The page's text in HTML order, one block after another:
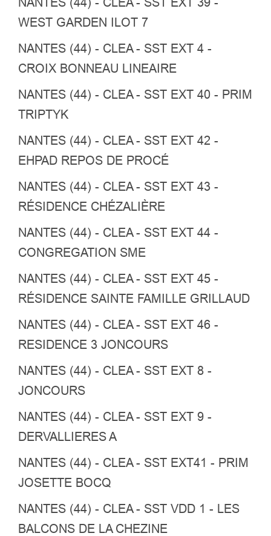
WEST GARDEN ILOT 7
NANTES (44) - CLEA - SST EXT 4 -
CROIX BONNEAU LINEAIRE
NANTES (44) - CLEA - SST EXT 40 - PRIM
TRIPTYK
NANTES (44) - CLEA - SST EXT 42 -
EHPAD REPOS DE PROCÉ
NANTES (44) - CLEA - SST EXT 43 -
RÉSIDENCE CHÉZALIÈRE
NANTES (44) - CLEA - SST EXT 44 -
CONGREGATION SME
NANTES (44) - CLEA - SST EXT 45 -
RÉSIDENCE SAINTE FAMILLE GRILLAUD
NANTES (44) - CLEA - SST EXT 46 -
RESIDENCE 3 JONCOURS
NANTES (44) - CLEA - SST EXT 8 -
JONCOURS
NANTES (44) - CLEA - SST EXT 9 -
DERVALLIERES A
NANTES (44) - CLEA - SST EXT41 - PRIM
JOSETTE BOCQ
NANTES (44) - CLEA - SST VDD 1 - LES
BALCONS DE LA CHEZINE